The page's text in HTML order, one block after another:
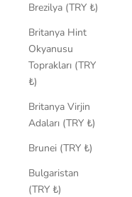
Brezilya (TRY ₺)
Britanya Hint
Okyanusu
Toprakları (TRY
₺)
Britanya Virjin
Adaları (TRY ₺)
Brunei (TRY ₺)
Bulgaristan
(TRY ₺)